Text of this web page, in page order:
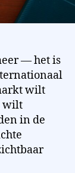
— het is
wilt
wilt
in de